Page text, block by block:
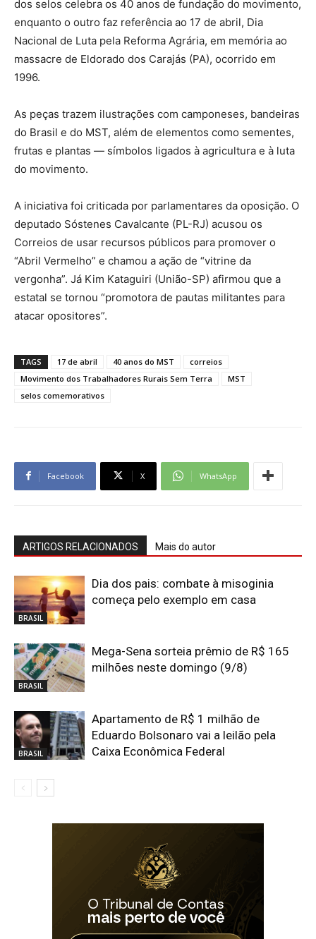
dos selos celebra os 40 anos de fundação do movimento,
enquanto o outro faz referência ao 17 de abril, Dia
Nacional de Luta pela Reforma Agrária, em memória ao
massacre de Eldorado dos Carajás (PA), ocorrido em
1996.
As peças trazem ilustrações com camponeses, bandeiras
do Brasil e do MST, além de elementos como sementes,
frutas e plantas — símbolos ligados à agricultura e à luta
do movimento.
A iniciativa foi criticada por parlamentares da oposição. O
deputado Sóstenes Cavalcante (PL-RJ) acusou os
Correios de usar recursos públicos para promover o
“Abril Vermelho” e chamou a ação de “vitrine da
vergonha”. Já Kim Kataguiri (União-SP) afirmou que a
estatal se tornou “promotora de pautas militantes para
atacar opositores”.
TAGS 17 de abril 40 anos do MST
correios
Movimento dos Trabalhadores Rurais Sem Terra
MST
selos comemorativos
Facebook X WhatsApp
ARTIGOS RELACIONADOS Mais do autor
BRASIL
Dia dos pais: combate à misoginia
começa pelo exemplo em casa
BRASIL
Mega-Sena sorteia prêmio de R$ 165
milhões neste domingo (9/8)
BRASIL
Apartamento de R$ 1 milhão de
Eduardo Bolsonaro vai a leilão pela
Caixa Econômica Federal